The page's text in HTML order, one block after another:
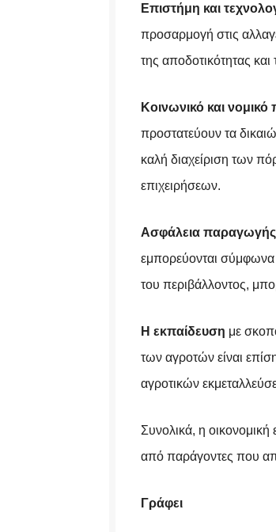
Επιστήμη και
προσαρμογή στις
της αποδοτικότητας
Κοινωνικό και νομικό
προστατεύουν τα
καλή διαχείριση των
επιχειρήσεων.
Ασφάλεια παραγωγής
εμπορεύονται σύμφωνα
του περιβάλλοντος,
Η εκπαίδευση με
των αγροτών είναι
αγροτικών
Συνολικά, η οικονομική
από παράγοντες που
Γράφει